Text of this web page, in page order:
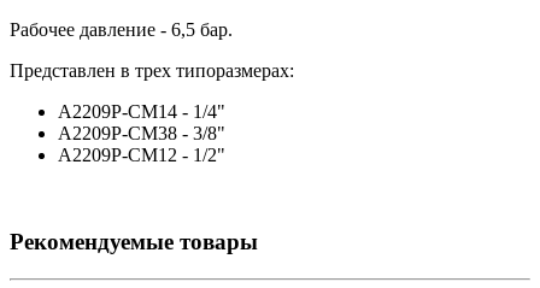
Рабочее давление - 6,5 бар.
Представлен в трех типоразмерах:
A2209P-CM14 - 1/4"
A2209P-CM38 - 3/8"
A2209P-CM12 - 1/2"
Рекомендуемые товары